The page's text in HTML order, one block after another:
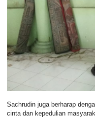
Sachrudin juga berharap
cinta dan kepedulian